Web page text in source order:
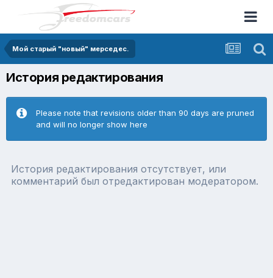
Мой старый "новый" мерседес.
История редактирования
Please note that revisions older than 90 days are pruned
and will no longer show here
История редактирования отсутствует, или
комментарий был отредактирован модератором.